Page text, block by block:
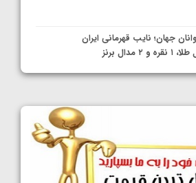
جهان؛ نایب قهرمانی ایران
جهان؛ فراستی و اسمعلی